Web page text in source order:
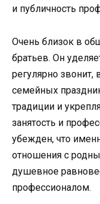
и публичность
Очень близок в
братьев. Он
регулярно звонит,
семейных
традиции и
занятость и
убежден, что
отношения с
душевное
профессионалом.